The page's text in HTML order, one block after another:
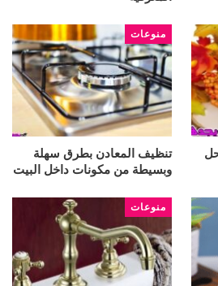
منوعات
تنظيف المعادن بطرق سهلة
وبسيطة من مكونات داخل البيت
منوعات